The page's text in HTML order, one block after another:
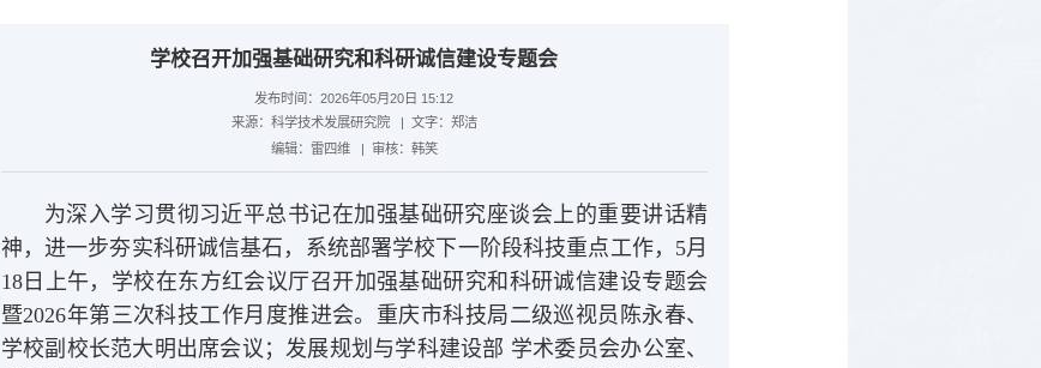
学校召开加强基础研究和科研诚信建设专题会
发布时间：2026年05月20日 15:12
来源： 科学技术发展研究院 | 文字： 郑洁
编辑： 雷四维 | 审核： 韩笑
为深入学习贯彻习近平总书记在加强基础研究座谈会上的重要讲话精
神，进一步夯实科研诚信基石，系统部署学校下一阶段科技重点工作，5月
18日上午，学校在东方红会议厅召开加强基础研究和科研诚信建设专题会
暨2026年第三次科技工作月度推进会。重庆市科技局二级巡视员陈永春、
学校副校长范大明出席会议；发展规划与学科建设部 学术委员会办公室、